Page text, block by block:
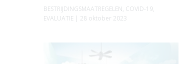
BESTRIJDINGSMAATREGELEN, COVID-19,
EVALUATIE | 28 oktober 2023